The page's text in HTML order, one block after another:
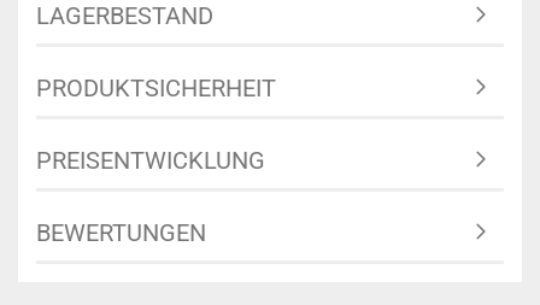
LAGERBESTAND
PRODUKTSICHERHEIT
PREISENTWICKLUNG
BEWERTUNGEN